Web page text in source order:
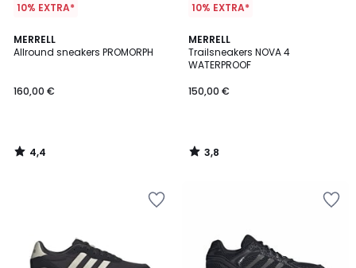
10% EXTRA*
MERRELL
Allround sneakers PROMORPH
160,00 €
4,4
/ 5
4,4
/
10% EXTRA*
MERRELL
Trailsneakers NOVA 4
WATERPROOF
150,00 €
3,8
/ 5
3,8
/